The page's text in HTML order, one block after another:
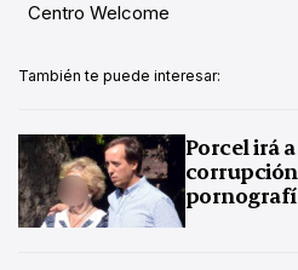
Centro Welcome
También te puede interesar:
Porcel irá